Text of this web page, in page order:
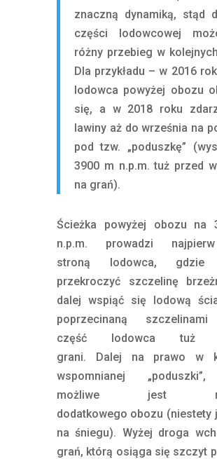
znaczną dynamiką, stąd
części lodowcowej
różny przebieg w
Dla przykładu – w 2016
lodowca powyżej obozu
się, a w 2018 roku
lawiny aż do września na
pod tzw. „poduszkę”
3900 m n.p.m. tuż przed
na grań).
Ścieżka powyżej obozu na
n.p.m. prowadzi
stroną lodowca, gdzie
przekroczyć szczelinę
dalej wspiąć się lodową
poprzecinaną
część lodowca tuż
grani. Dalej na prawo w
wspomnianej
możliwe jest
dodatkowego obozu (niestety
na śniegu). Wyżej droga
grań, którą osiąga się szczyt